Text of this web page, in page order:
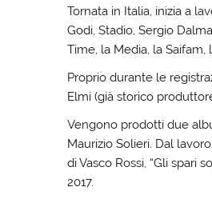
Tornata in Italia, inizia a
Godi, Stadio, Sergio
Time, la Media, la Saifam,
Proprio durante le
Elmi (già storico
Vengono prodotti due
Maurizio Solieri. Dal
di Vasco Rossi, “Gli spari
2017.